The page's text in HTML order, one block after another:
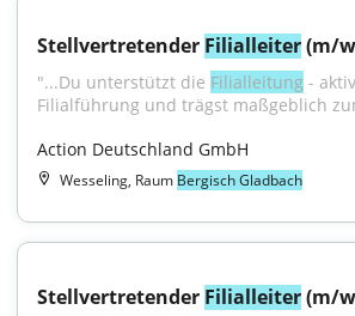
Stellvertretender Filialleiter (m/
"...Du unterstützt die Filialleitung -
Filialführung und trägst maßgeblich
Action Deutschland GmbH
Wesseling, Raum Bergisch Gladbach
Stellvertretender Filialleiter (m/